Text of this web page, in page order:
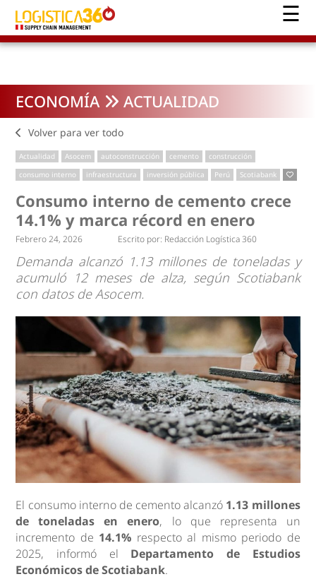
ECONOMÍA ACTUALIDAD
Volver para ver todo
Actualidad Asocem autoconstrucción cemento
construcción
consumo interno
infraestructura inversión pública Perú Scotiabank
Consumo interno de cemento crece
14.1% y marca récord en enero
Febrero 24, 2026 Escrito por: Redacción Logística 360
Demanda alcanzó 1.13 millones de toneladas y
acumuló 12 meses de alza, según Scotiabank
con datos de Asocem.
El consumo interno de cemento alcanzó 1.13 millones
de toneladas en enero, lo que representa un
incremento de 14.1% respecto al mismo periodo de
2025, informó el Departamento de Estudios
Económicos de Scotiabank.